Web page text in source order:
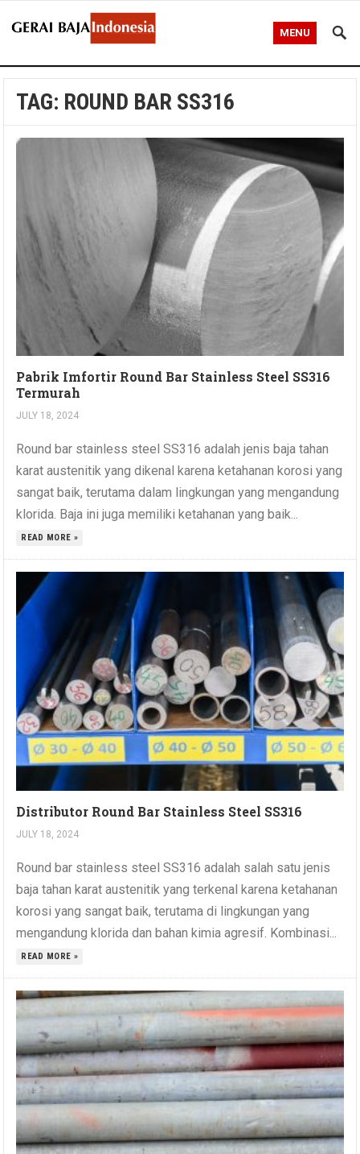
MENU
TAG: ROUND BAR SS316
Pabrik Imfortir Round Bar Stainless Steel SS316
Termurah
JULY 18, 2024
Round bar stainless steel SS316 adalah jenis baja tahan
karat austenitik yang dikenal karena ketahanan korosi yang
sangat baik, terutama dalam lingkungan yang mengandung
klorida. Baja ini juga memiliki ketahanan yang baik...
READ MORE »
Distributor Round Bar Stainless Steel SS316
JULY 18, 2024
Round bar stainless steel SS316 adalah salah satu jenis
baja tahan karat austenitik yang terkenal karena ketahanan
korosi yang sangat baik, terutama di lingkungan yang
mengandung klorida dan bahan kimia agresif. Kombinasi...
READ MORE »